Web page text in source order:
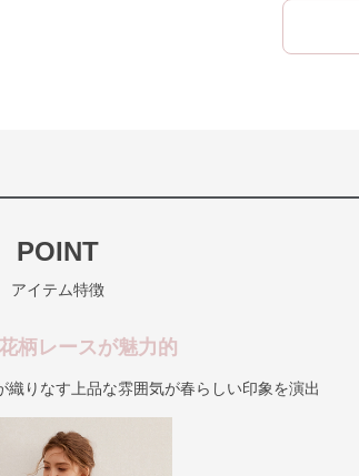
POINT
アイテム特徴
柄レースが魅力的
りなす上品な雰囲気が春らしい印象を演出